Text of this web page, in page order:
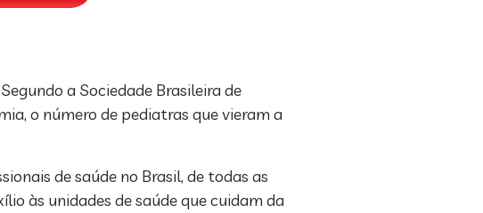
a Sociedade Brasileira de
o número de pediatras que vieram a
de saúde no Brasil, de todas as
às unidades de saúde que cuidam da